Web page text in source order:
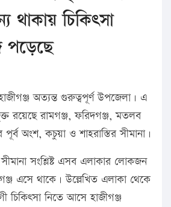
থাকায় চিকিৎসা
পড়েছে
অত্যন্ত গুরুত্বপূর্ণ উপজেলা। এ
রয়েছে রামগঞ্জ, ফরিদগঞ্জ, মতলব
অংশ, কচুয়া ও শাহরাস্তির সীমানা।
সংশ্লিষ্ট এসব এলাকার লোকজন
এসে থাকে। উল্লেখিত এলাকা থেকে
চিকিৎসা নিতে আসে হাজীগঞ্জ